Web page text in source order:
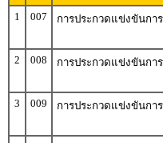
1
007 การประกวดแข่งขันกา
2 008 การประกวดแข่งขันกา
3 009 การประกวดแข่งขันกา